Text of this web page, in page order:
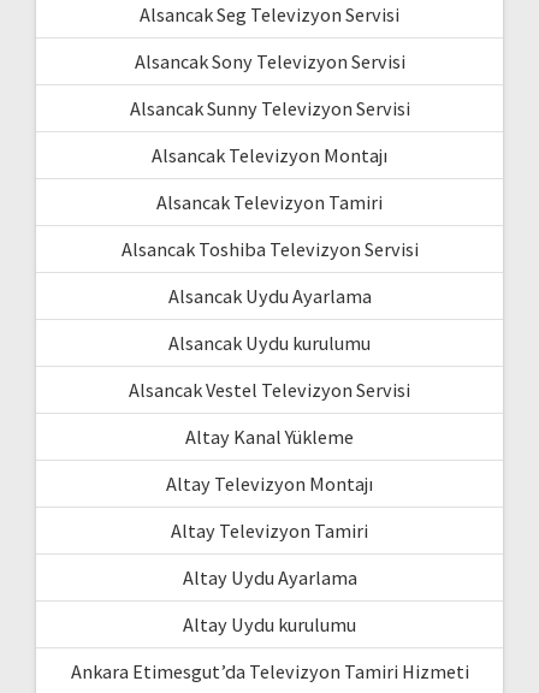
Alsancak Seg Televizyon Servisi
Alsancak Sony Televizyon Servisi
Alsancak Sunny Televizyon Servisi
Alsancak Televizyon Montajı
Alsancak Televizyon Tamiri
Alsancak Toshiba Televizyon Servisi
Alsancak Uydu Ayarlama
Alsancak Uydu kurulumu
Alsancak Vestel Televizyon Servisi
Altay Kanal Yükleme
Altay Televizyon Montajı
Altay Televizyon Tamiri
Altay Uydu Ayarlama
Altay Uydu kurulumu
Ankara Etimesgut’da Televizyon Tamiri Hizmeti